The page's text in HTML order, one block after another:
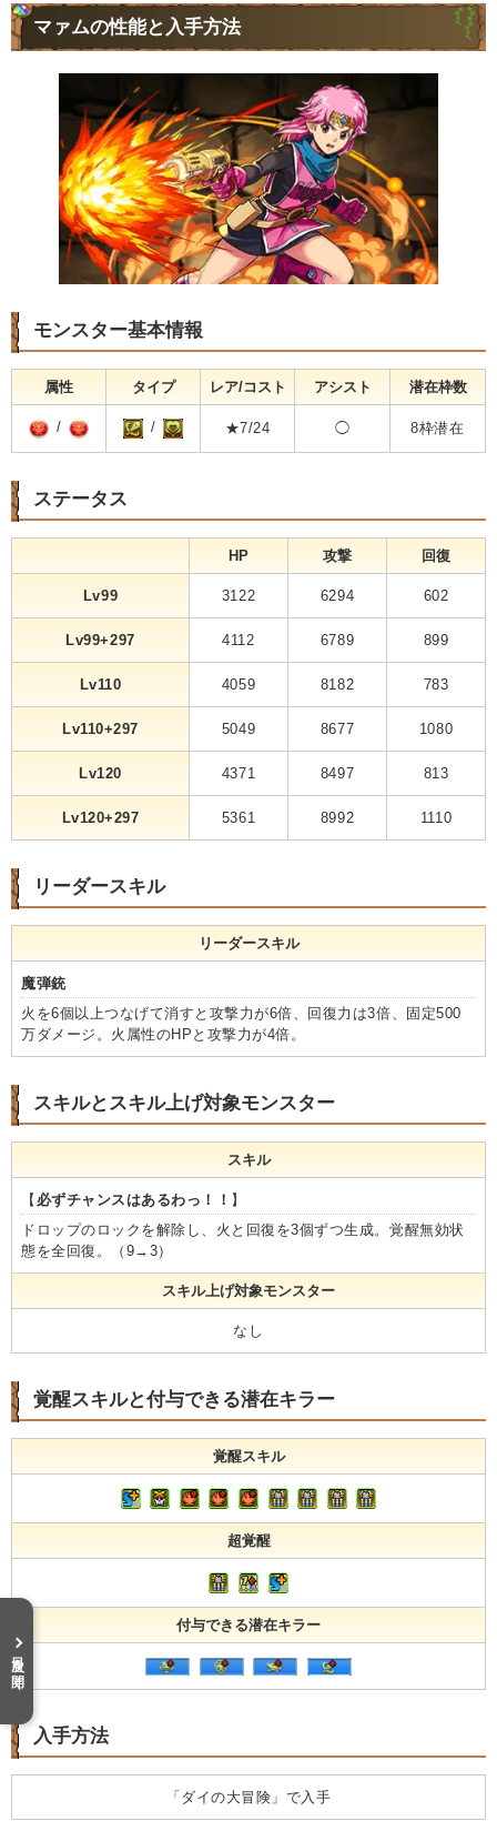
マァムの性能と入手方法
モンスター基本情報
属性 タイプ レア/コスト アシスト 潜在枠数
/ / ★7/24 ◯ 8枠潜在
ステータス
HP 攻撃 回復
Lv99 3122 6294 602
Lv99+297 4112 6789 899
Lv110 4059 8182 783
Lv110+297 5049 8677 1080
Lv120 4371 8497 813
Lv120+297 5361 8992 1110
リーダースキル
リーダースキル
魔弾銃
火を6個以上つなげて消すと攻撃力が6倍、回復力は3倍、固定500
万ダメージ。火属性のHPと攻撃力が4倍。
スキルとスキル上げ対象モンスター
スキル
【 必ずチャンスはあるわっ！！ 】
ドロップのロックを解除し、火と回復を3個ずつ生成。覚醒無効状
態を全回復。（9→3）
スキル上げ対象モンスター
なし
覚醒スキルと付与できる潜在キラー
覚醒スキル
超覚醒
付与できる潜在キラー
入手方法
「ダイの大冒険」で入手
目次を開く